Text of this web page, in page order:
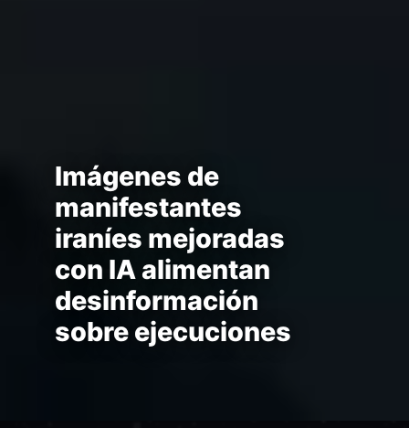
Imágenes de
manifestantes
iraníes mejoradas
con IA alimentan
desinformación
sobre ejecuciones